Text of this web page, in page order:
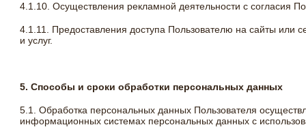
4.1.10. Осуществления рекламной деятельности с согласия
4.1.11. Предоставления доступа Пользователю на сайты или
и услуг.
5. Способы и сроки обработки персональных данных
5.1. Обработка персональных данных Пользователя
информационных системах персональных данных с